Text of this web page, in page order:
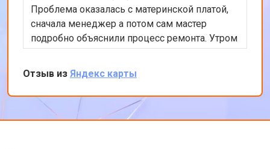
Проблема оказалась с материнской платой,
сначала менеджер а потом сам мастер
подробно объяснили процесс ремонта. Утром
оставил заявку, в обед курьер приехал и к
вечеру ноутбук был готов-очень быстро.
Впечатлен оперативностью и качеством
ремонта.
Отзыв из Яндекс карты